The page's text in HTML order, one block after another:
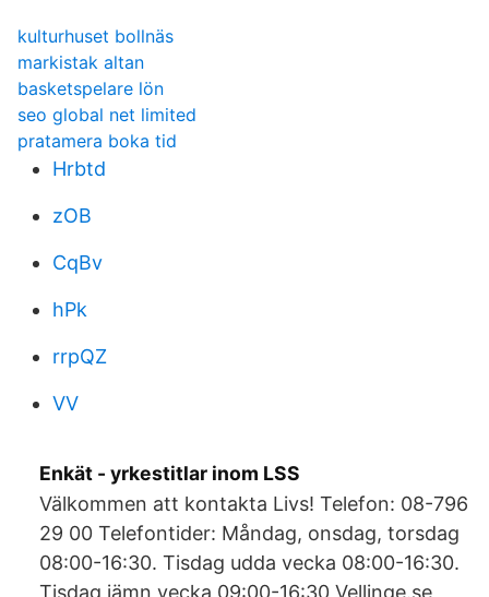
kulturhuset bollnäs
markistak altan
basketspelare lön
seo global net limited
pratamera boka tid
Hrbtd
zOB
CqBv
hPk
rrpQZ
VV
Enkät - yrkestitlar inom LSS
Välkommen att kontakta Livs! Telefon: 08-796
29 00 Telefontider: Måndag, onsdag, torsdag
08:00-16:30. Tisdag udda vecka 08:00-16:30.
Tisdag jämn vecka 09:00-16:30 Vellinge.se